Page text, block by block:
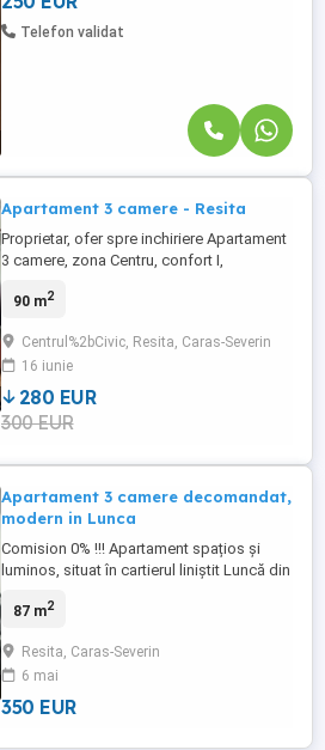
Telefon validat
Apartament 3 camere - Resita
Proprietar, ofer spre inchiriere Apartament
3 camere, zona Centru, confort I,
bai, 1 balcon, disponibil imediat!
90 m2
Centrul%2bCivic, Resita, Caras-Severin
16 iunie
280 EUR
300 EUR
Apartament 3 camere decomandat,
modern in Lunca
Comision 0% !!! Apartament spațios și
luminos, situat în cartierul liniștit Luncă din
etajul 4 din 4, bloc cu acoperis schimbat,
**Spațiu:** 3 camere (living + 2
dormitoare), bucătarie, baie. * **Stare:**
Complet și ...
87 m2
Resita, Caras-Severin
6 mai
350 EUR